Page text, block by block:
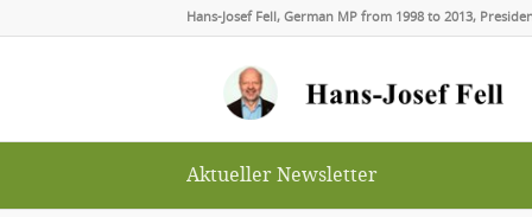
Hans-Josef Fell, German MP from 1998 to 2013,
Aktueller Newsletter